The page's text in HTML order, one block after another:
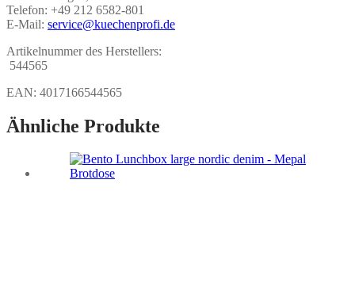
Telefon: +49 212 6582-801
E-Mail: service@kuechenprofi.de
Artikelnummer des Herstellers:
544565
EAN: 4017166544565
Ähnliche Produkte